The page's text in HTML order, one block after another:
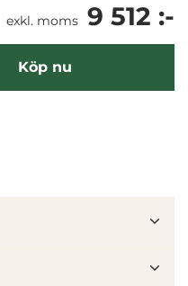
tillhandahålla funktioner
och annan
exkl. moms 9 512 :-
Köp nu